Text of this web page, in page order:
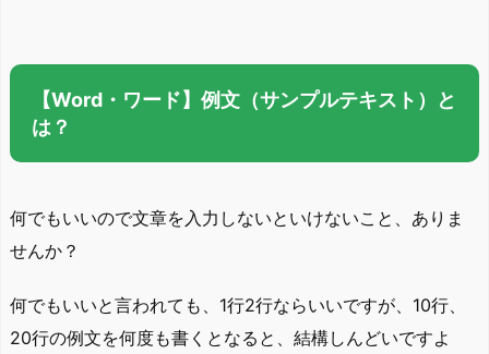
【Word・ワード】例文（サンプルテキスト）と
は？
何でもいいので文章を入力しないといけないこと、ありま
せんか？
何でもいいと言われても、1行2行ならいいですが、10行、
20行の例文を何度も書くとなると、結構しんどいですよ